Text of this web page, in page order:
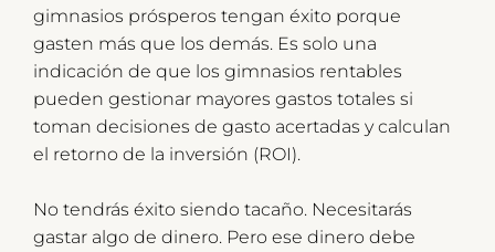
gimnasios prósperos tengan éxito porque
gasten más que los demás. Es solo una
indicación de que los gimnasios rentables
pueden gestionar mayores gastos totales si
toman decisiones de gasto acertadas y calculan
el retorno de la inversión (ROI).
No tendrás éxito siendo tacaño. Necesitarás
gastar algo de dinero. Pero ese dinero debe